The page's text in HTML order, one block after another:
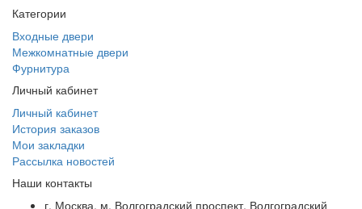
Категории
Входные двери
Межкомнатные двери
Фурнитура
Личный кабинет
Личный кабинет
История заказов
Мои закладки
Рассылка новостей
Наши контакты
г. Москва, м. Волгоградский проспект, Волгоградский